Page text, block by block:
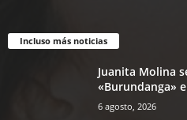
Incluso más noticias
Juanita Molina
«Burundanga»
6 agosto, 2026